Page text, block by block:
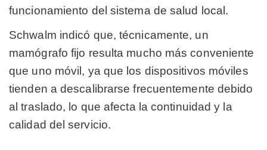
funcionamiento del sistema de salud local.
Schwalm indicó que, técnicamente, un
mamógrafo fijo resulta mucho más conveniente
que uno móvil , ya que los dispositivos móviles
tienden a descalibrarse frecuentemente debido
al traslado, lo que afecta la continuidad y la
calidad del servicio.